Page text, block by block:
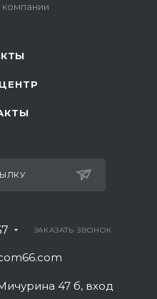
ЗАКАЗАТЬ ЗВОНОК
47 б, вход